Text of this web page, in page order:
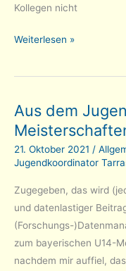
Kollegen nicht
Platz
für
–
das
Glas
ist
voll?
Weiterlesen »
Aus dem
21. Oktober 2021 /
Jugendkoordinator
Zugegeben, das wird
und datenlastiger
(Forschungs-
zum bayerischen U14-
nachdem mir auffiel,